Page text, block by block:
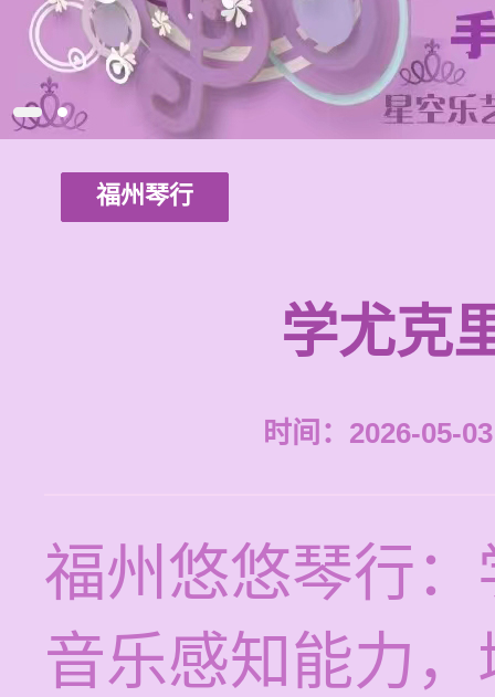
福州琴行
学尤克
时间：2026-05-
福州悠悠琴行
音乐感知能力